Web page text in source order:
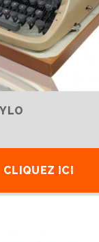
CLIQUEZ ICI